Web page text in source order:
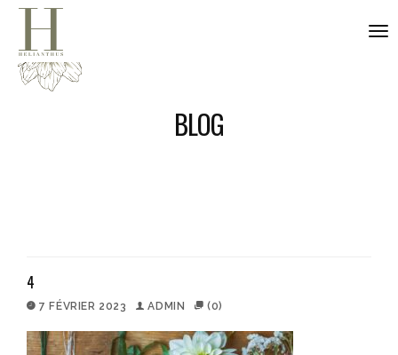
BLOG
4
7 FÉVRIER 2023 ADMIN (0)